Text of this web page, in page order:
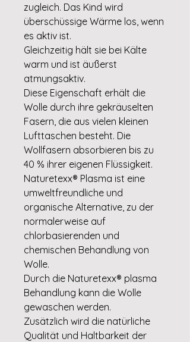
zugleich. Das Kind wird
überschüssige Wärme los, wenn
es aktiv ist.
Gleichzeitig hält sie bei Kälte
warm und ist äußerst
atmungsaktiv.
Diese Eigenschaft erhält die
Wolle durch ihre gekräuselten
Fasern, die aus vielen kleinen
Lufttaschen besteht. Die
Wollfasern absorbieren bis zu
40 % ihrer eigenen Flüssigkeit.
Naturetexx® Plasma ist eine
umweltfreundliche und
organische Alternative, zu der
normalerweise auf
chlorbasierenden und
chemischen Behandlung von
Wolle.
Durch die Naturetexx® plasma
Behandlung kann die Wolle
gewaschen werden.
Zusätzlich wird die natürliche
Qualität und Haltbarkeit der